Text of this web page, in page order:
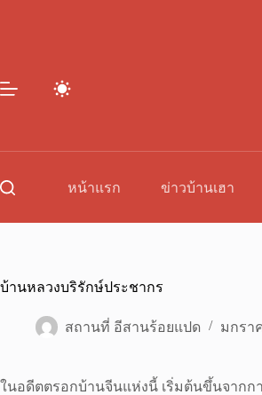
หน้าแรก ข่าวบ้านเฮา
บ้านหลวงบริรักษ์ประชากร
สถานที่ อีสานร้อยแปด มกรา
ในอดีตตรอกบ้านจีนแห่งนี้ เริ่มต้นขึ้นจากก